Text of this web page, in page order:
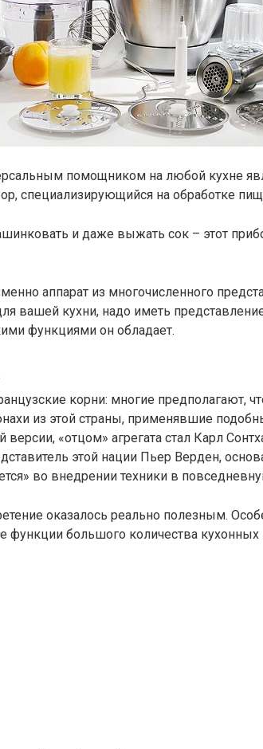
помощником на любой кухне
специализирующийся на обработке
и даже выжать сок – этот
аппарат из многочисленного
вашей кухни, надо иметь
функциями он обладает.
корни: многие предполагают,
из этой страны, применявшие
версии, «отцом» агрегата стал Карл
этой нации Пьер Верден,
во внедрении техники в
оказалось реально полезным.
функции большого количества кухонных